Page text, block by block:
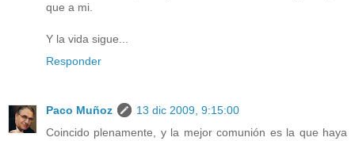
que a mi.
Y la vida sigue...
Responder
Paco Muñoz
13 dic 2009, 9:15:00
Coincido plenamente, y la mejor comunión es la que haya